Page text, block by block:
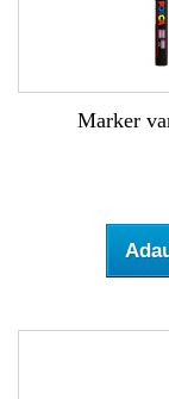
Marker